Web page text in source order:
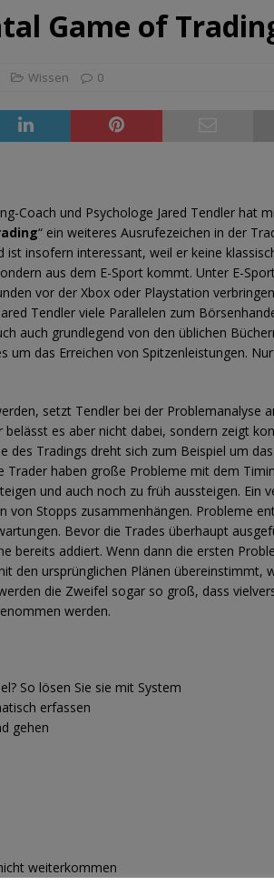
Game of
Wissen 0
Coach und Psychologe Jared Tendler hat
“ ein weiteres Ausrufezeichen in der
ist insofern interessant, weil er keine
aus dem E-Sport kommt. Unter E-
vor der Xbox oder Playstation
Tendler viele Parallelen zum
auch grundlegend von den üblichen
um das Erreichen von Spitzenleistungen.
setzt Tendler bei der Problemanalyse
belässt es aber nicht dabei, sondern zeigt
des Tradings dreht sich zum Beispiel um
Trader haben große Probleme mit dem
und auch noch zu früh aussteigen. Ein
von Stopps zusammenhängen. Probleme
Bevor die Trades überhaupt
bereits addiert. Wenn dann die ersten
den ursprünglichen Plänen übereinstimmt,
die Zweifel sogar so groß, dass
werden.
So lösen Sie sie mit System
erfassen
gehen
weiterkommen